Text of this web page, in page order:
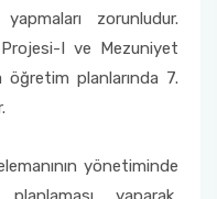
zorunludur.
I ve Mezuniyet
öğretim planlarında 7.
yönetiminde